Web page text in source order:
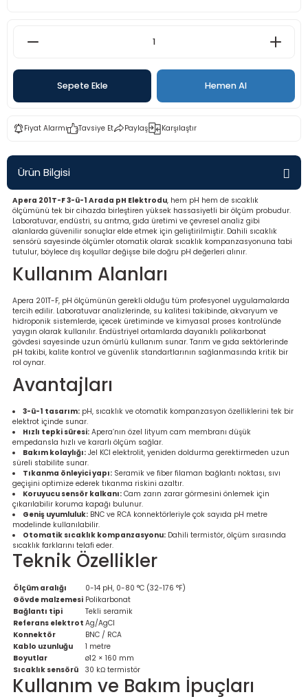
Cihazı
Cihazı
Ölçerler
Sepete Ekle Hemen Al
Fiyat Alarmı Tavsiye Et Paylaş Karşılaştır
Ürün Bilgisi
Apera 201T-F 3-ü-1 Arada pH Elektrodu, hem pH hem de sıcaklık
ölçümünü tek bir cihazda birleştiren yüksek hassasiyetli bir ölçüm probudur.
Laboratuvar, endüstri, su arıtma, gıda üretimi ve çevresel analiz gibi
alanlarda güvenilir sonuçlar elde etmek için geliştirilmiştir. Dahili sıcaklık
sensörü sayesinde ölçümler otomatik olarak sıcaklık kompanzasyonuna tabi
tutulur, böylece dış koşullar değişse bile doğru pH değerleri alınır.
Kullanım Alanları
Apera 201T-F, pH ölçümünün gerekli olduğu tüm profesyonel uygulamalarda
tercih edilir. Laboratuvar analizlerinde, su kalitesi takibinde, akvaryum ve
hidroponik sistemlerde, içecek üretiminde ve kimyasal proses kontrolünde
yaygın olarak kullanılır. Endüstriyel ortamlarda dayanıklı polikarbonat
gövdesi sayesinde uzun ömürlü kullanım sunar. Tarım ve gıda sektörlerinde
pH takibi, kalite kontrol ve güvenlik standartlarının sağlanmasında kritik bir
rol oynar.
Avantajları
3-ü-1 tasarım: pH, sıcaklık ve otomatik kompanzasyon özelliklerini tek bir
elektrot içinde sunar.
Hızlı tepki süresi: Apera’nın özel lityum cam membranı düşük
empedansla hızlı ve kararlı ölçüm sağlar.
Bakım kolaylığı: Jel KCl elektrolit, yeniden doldurma gerektirmeden uzun
süreli stabilite sunar.
Tıkanma önleyici yapı: Seramik ve fiber filaman bağlantı noktası, sıvı
geçişini optimize ederek tıkanma riskini azaltır.
Koruyucu sensör kalkanı: Cam zarın zarar görmesini önlemek için
çıkarılabilir koruma kapağı bulunur.
Geniş uyumluluk: BNC ve RCA konnektörleriyle çok sayıda pH metre
modelinde kullanılabilir.
Otomatik sıcaklık kompanzasyonu: Dahili termistör, ölçüm sırasında
sıcaklık farklarını telafi eder.
Teknik Özellikler
Ölçüm aralığı
0-14 pH, 0-80 °C (32-176 °F)
Gövde malzemesi Polikarbonat
Bağlantı tipi
Tekli seramik
Referans elektrot Ag/AgCl
Konnektör
BNC / RCA
Kablo uzunluğu
1 metre
Boyutlar
ø12 × 160 mm
Sıcaklık sensörü
30 kΩ termistör
Kullanım ve Bakım İpuçları